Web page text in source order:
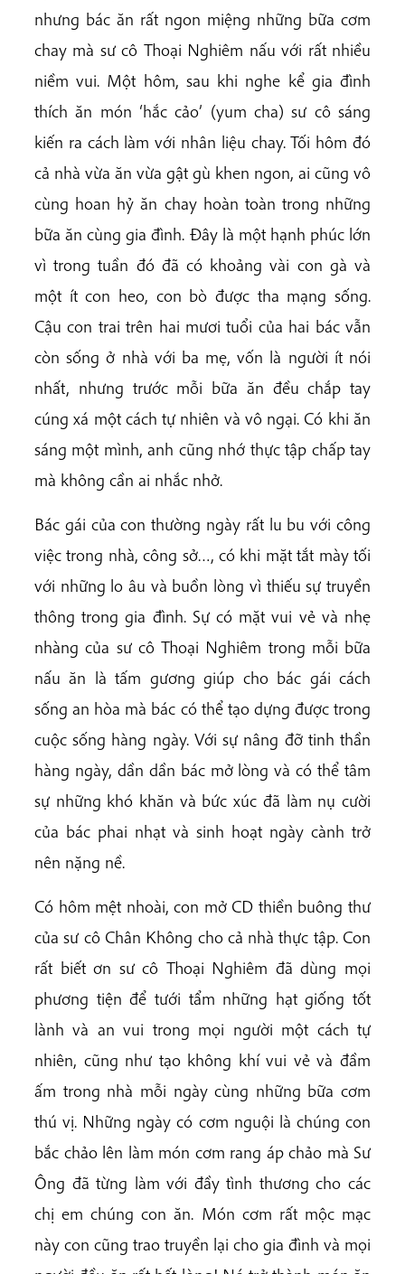
nhưng bác ăn rất ngon miệng những bữa cơm
chay mà sư cô Thoại Nghiêm nấu với rất nhiều
niềm vui. Một hôm, sau khi nghe kể gia đình
thích ăn món ‘hắc cảo’ (yum cha) sư cô sáng
kiến ra cách làm với nhân liệu chay. Tối hôm đó
cả nhà vừa ăn vừa gật gù khen ngon, ai cũng vô
cùng hoan hỷ ăn chay hoàn toàn trong những
bữa ăn cùng gia đình. Đây là một hạnh phúc lớn
vì trong tuần đó đã có khoảng vài con gà và
một ít con heo, con bò được tha mạng sống.
Cậu con trai trên hai mươi tuổi của hai bác vẫn
còn sống ở nhà với ba mẹ, vốn là người ít nói
nhất, nhưng trước mỗi bữa ăn đều chắp tay
cúng xá một cách tự nhiên và vô ngại. Có khi ăn
sáng một mình, anh cũng nhớ thực tập chấp tay
mà không cần ai nhắc nhở.
Bác gái của con thường ngày rất lu bu với công
việc trong nhà, công sở…, có khi mặt tắt mày tối
với những lo âu và buồn lòng vì thiếu sự truyền
thông trong gia đình. Sự có mặt vui vẻ và nhẹ
nhàng của sư cô Thoại Nghiêm trong mỗi bữa
nấu ăn là tấm gương giúp cho bác gái cách
sống an hòa mà bác có thể tạo dựng được trong
cuộc sống hàng ngày. Với sự nâng đỡ tinh thần
hàng ngày, dần dần bác mở lòng và có thể tâm
sự những khó khăn và bức xúc đã làm nụ cười
của bác phai nhạt và sinh hoạt ngày cành trở
nên nặng nề.
Có hôm mệt nhoài, con mở CD thiền buông thư
của sư cô Chân Không cho cả nhà thực tập. Con
rất biết ơn sư cô Thoại Nghiêm đã dùng mọi
phương tiện để tưới tẩm những hạt giống tốt
lành và an vui trong mọi người một cách tự
nhiên, cũng như tạo không khí vui vẻ và đầm
ấm trong nhà mỗi ngày cùng những bữa cơm
thú vị. Những ngày có cơm nguội là chúng con
bắc chảo lên làm món cơm rang áp chảo mà Sư
Ông đã từng làm với đầy tình thương cho các
chị em chúng con ăn. Món cơm rất mộc mạc
này con cũng trao truyền lại cho gia đình và mọi